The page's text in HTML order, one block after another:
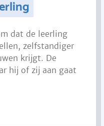
dat de leerling
zelfstandiger
krijgt. De
hij of zij aan gaat